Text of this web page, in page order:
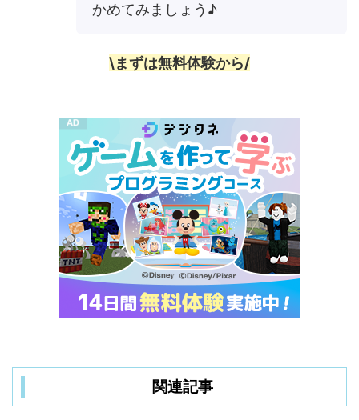
かめてみましょう♪
\まずは無料体験から/
関連記事